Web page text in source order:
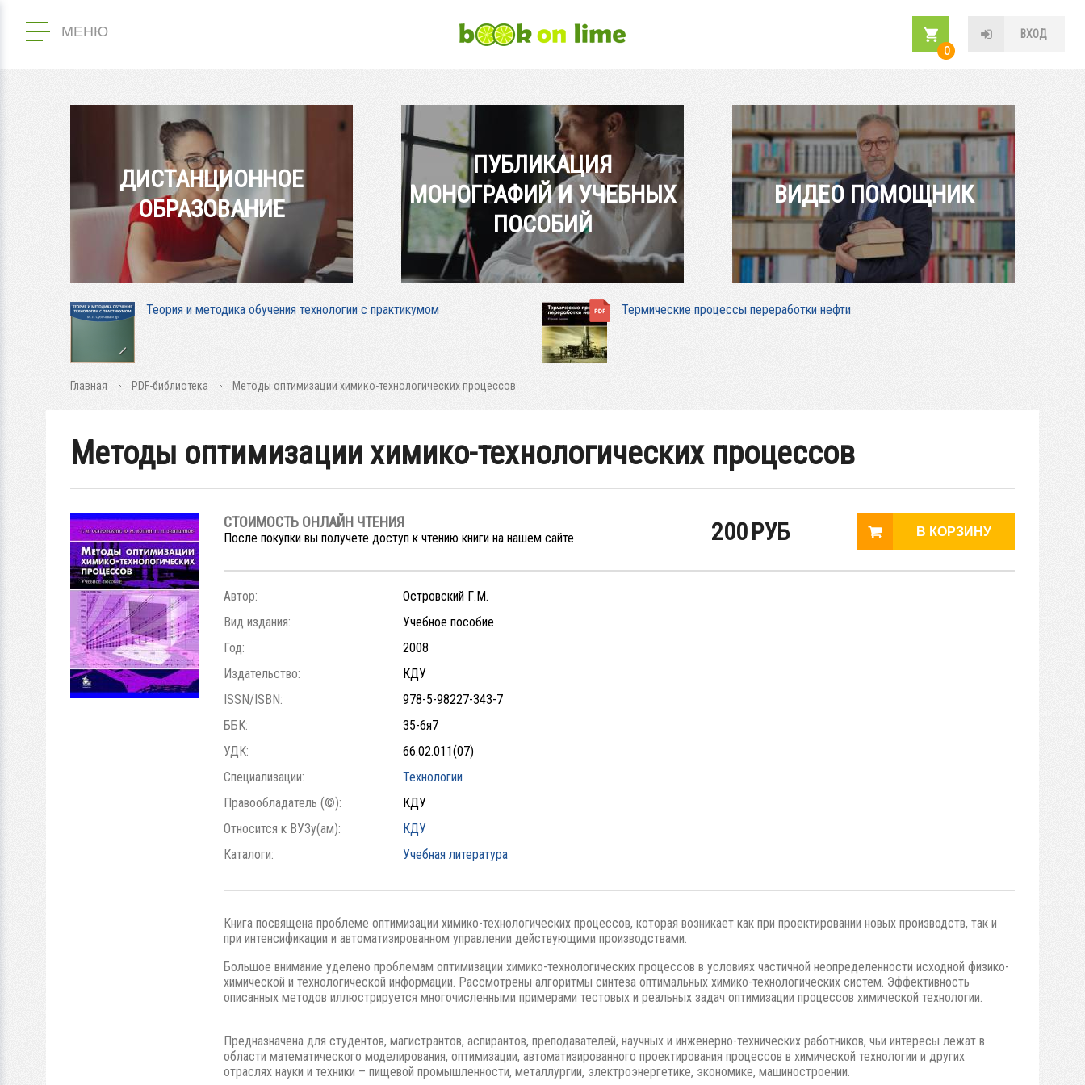
МЕНЮ
ВХОД
0
ДИСТАНЦИОННОЕ
ОБРАЗОВАНИЕ
ПУБЛИКАЦИЯ
МОНОГРАФИЙ И УЧЕБНЫХ
ПОСОБИЙ
ВИДЕО ПОМОЩНИК
Теория и методика обучения технологии с практикумом Термические процессы переработки нефти
Главная PDF-библиотека Методы оптимизации химико-технологических процессов
Методы оптимизации химико-технологических процессов
СТОИМОСТЬ ОНЛАЙН ЧТЕНИЯ
После покупки вы получете доступ к чтению книги на нашем сайте 200РУБ
Автор:
Островский Г.М.
Вид издания:
Учебное пособие
Год:
2008
Издательство:
КДУ
ISSN/ISBN:
978-5-98227-343-7
ББК:
35-6я7
УДК:
66.02.011(07)
Специализации:
Технологии
Правообладатель (©):
КДУ
Относится к ВУЗу(ам):
КДУ
Каталоги:
Учебная литература
Книга посвящена проблеме оптимизации химико-технологических процессов, которая возникает как при проектировании новых производств, так и
при интенсификации и автоматизированном управлении действующими производствами.
Большое внимание уделено проблемам оптимизации химико-технологических процессов в условиях частичной неопределенности исходной физико-
химической и технологической информации. Рассмотрены алгоритмы синтеза оптимальных химико-технологических систем. Эффективность
описанных методов иллюстрируется многочисленными примерами тестовых и реальных задач оптимизации процессов химической технологии.
Предназначена для студентов, магистрантов, аспирантов, преподавателей, научных и инженерно-технических работников, чьи интересы лежат в
области математического моделирования, оптимизации, автоматизированного проектирования процессов в химической технологии и других
отраслях науки и техники – пищевой промышленности, металлургии, электроэнергетике, экономике, машиностроении.